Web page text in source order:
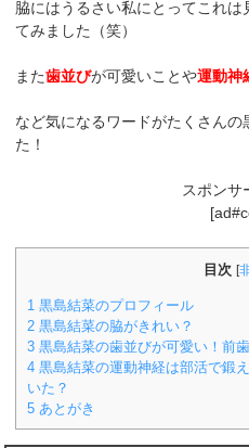
脇にはうるさい私にとってこれ
てみました（笑）
また歯並びが可愛いことや運動神
など気になるワードがたくさん
た！
スポンサ
目次 [
1 黒島結菜のプロフィール
2 黒島結菜の脇がきれい？
3 黒島結菜の歯並びが可愛い！前
4 黒島結菜の運動神経は部活で鍛
いた？
5 あとがき